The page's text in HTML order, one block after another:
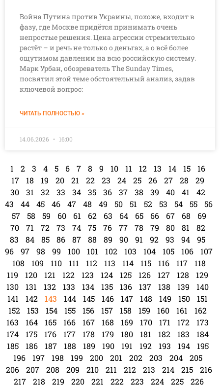
Война Путина против Украины, похоже, входит в
фазу, где Москве придётся принимать очень
непростые решения. Цена агрессии стремительно
растёт – и речь не только о деньгах, а о всё более
ощутимом давлении на всю российскую систему.
Марк Урбан, обозреватель The Sunday Times,
посвятил этой теме обстоятельный анализ, задав
ключевой вопрос:
ЧИТАТЬ ПОЛНОСТЬЮ »
14.06.2026 16:00
1 2 3 4 5 6 7 8 9 10 11 12 13 14 15
16
17
18 19 20 21 22 23 24 25 26 27 28
29
30
31 32 33 34 35 36 37 38 39 40 41
42
43
44 45 46 47 48 49 50 51 52 53 54 55
56
57
58 59 60 61 62 63 64 65 66 67 68
69
70
71 72 73 74 75 76 77 78 79 80 81
82
83
84 85 86 87 88 89 90 91 92 93 94
95
96
97 98 99 100 101 102 103 104 105 106
107
108
109 110 111 112 113 114 115 116 117
118
119
120 121 122 123 124 125 126 127 128
129
130
131 132 133 134 135 136 137 138 139
140
141
142 143 144 145 146 147 148 149 150
151
152
153 154 155 156 157 158 159 160 161
162
163
164 165 166 167 168 169 170 171 172
173
174
175 176 177 178 179 180 181 182 183
184
185
186 187 188 189 190 191 192 193 194
195
196
197 198 199 200 201 202 203 204
205
206
207 208 209 210 211 212 213 214 215
216
217
218 219 220 221 222 223 224 225
226